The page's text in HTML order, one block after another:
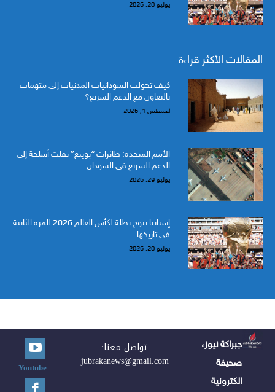
يوليو 20, 2026
المقالات الأكثر قراءة
كيف تحولت السودانيات المدنيات إلى متهمات
بالتعاون مع الدعم السريع؟
أغسطس 1, 2026
الأمم المتحدة: طائرات “بوينغ” نقلت أسلحة إلى
الدعم السريع في السودان
يوليو 29, 2026
إسبانيا تتوج بطلة لكأس العالم 2026 للمرة الثانية
في تاريخها
يوليو 20, 2026
جبراكة نيوز،
صحيفة
الكترونية
تواصل معنا:
jubrakanews@gmail.com
Youtube